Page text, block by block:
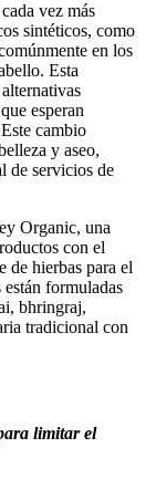
vez más
sintéticos, como
en los
Esta
esperan
cambio
y aseo,
de servicios de
Organic, una
con el
de hierbas para el
están formuladas
bhringraj,
tradicional con
limitar el